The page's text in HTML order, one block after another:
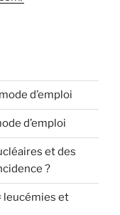
d’emploi
d’emploi
et des
?
leucémies et